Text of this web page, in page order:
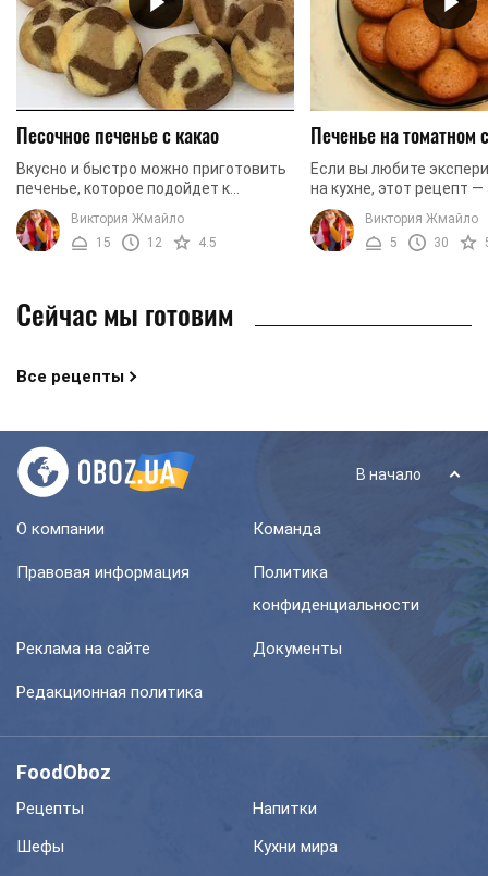
Песочное печенье с какао
Вкусно и быстро можно приготовить
печенье, которое подойдет к
чайному застолью, если вы захотели
порадовать своих родных и близких!
Особенно такое ...
Виктория Жмайло
15
12 4.5
Печенье на томатном
Если вы любите
на кухне, этот рецепт —
вам нужно. Мы
приготовить печенье
томатного сока. Это ...
Виктория Жмайло
5
30
Сейчас мы готовим
Все рецепты
В начало
О компании Команда
Правовая информация
Политика
конфиденциальности
Реклама на сайте Документы
Редакционная политика
FoodOboz
Рецепты
Напитки
Шефы
Кухни мира